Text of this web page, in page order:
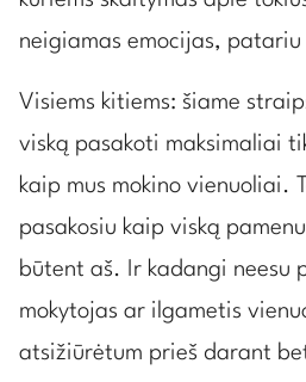
neigiamas emocijas,
Visiems kitiems: šiame
viską pasakoti maksimaliai
kaip mus mokino vienuoliai.
pasakosiu kaip viską
būtent aš. Ir kadangi neesu
mokytojas ar ilgametis
atsižiūrėtum prieš darant